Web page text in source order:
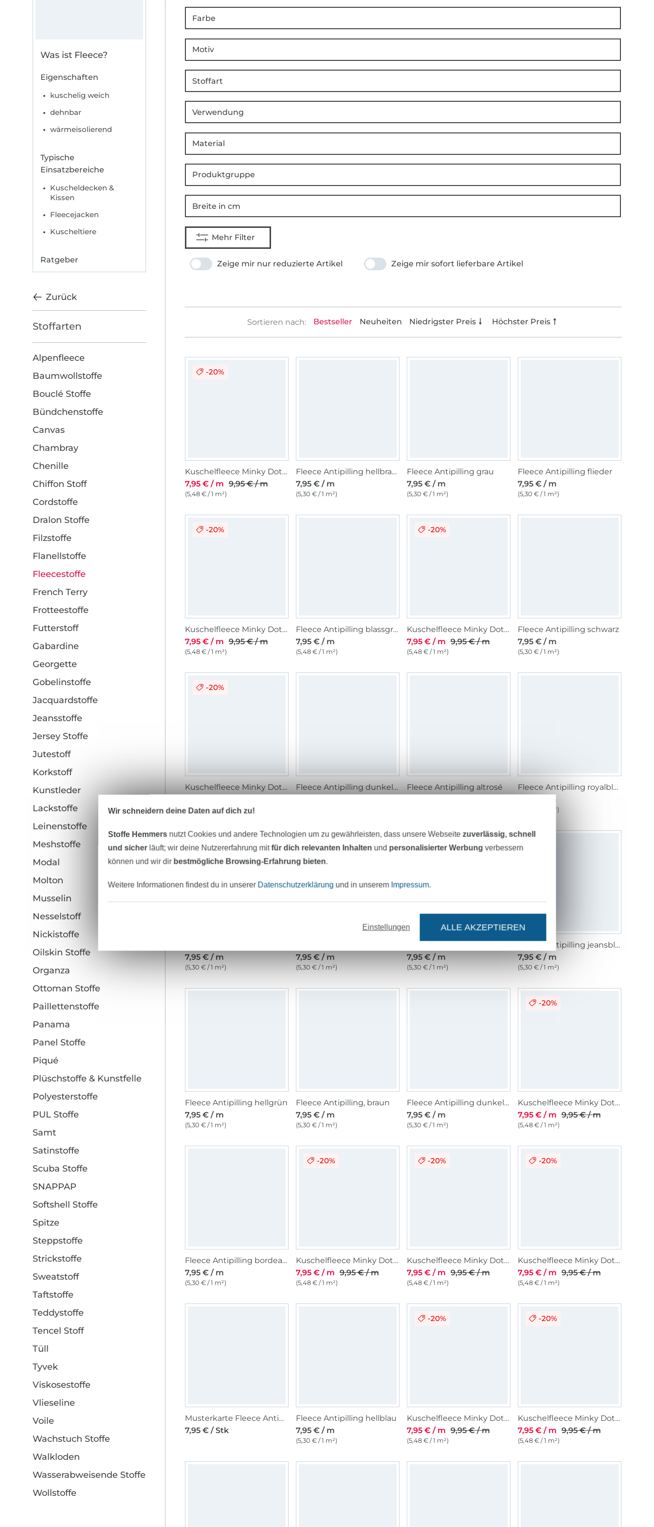
Was ist Fleece?
Eigenschaften
kuschelig weich
dehnbar
wärmeisolierend
Typische
Einsatzbereiche
Kuscheldecken &
Kissen
Fleecejacken
Kuscheltiere
Ratgeber
Zurück
Stoffarten
Alpenfleece
Baumwollstoffe
Bouclé Stoffe
Bündchenstoffe
Canvas
Chambray
Chenille
Chiffon Stoff
Cordstoffe
Dralon Stoffe
Filzstoffe
Flanellstoffe
Fleecestoffe
French Terry
Frotteestoffe
Futterstoff
Gabardine
Georgette
Gobelinstoffe
Jacquardstoffe
Jeansstoffe
Jersey Stoffe
Jutestoff
Korkstoff
Kunstleder
Lackstoffe
Leinenstoffe
Meshstoffe
Modal
Molton
Musselin
Nesselstoff
Nickistoffe
Oilskin Stoffe
Organza
Ottoman Stoffe
Paillettenstoffe
Panama
Panel Stoffe
Piqué
Plüschstoffe & Kunstfelle
Polyesterstoffe
PUL Stoffe
Samt
Satinstoffe
Scuba Stoffe
SNAPPAP
Softshell Stoffe
Spitze
Steppstoffe
Strickstoffe
Sweatstoff
Taftstoffe
Teddystoffe
Tencel Stoff
Tüll
Tyvek
Viskosestoffe
Vlieseline
Voile
Wachstuch Stoffe
Walkloden
Wasserabweisende Stoffe
Wollstoffe
Farbe
Motiv
Stoffart
Verwendung
Material
Produktgruppe
Breite in cm
Mehr Filter
Zeige mir nur reduzierte Artikel Zeige mir sofort lieferbare Artikel
Bestseller Neuheiten Niedrigster Preis Höchster Preis
-20%
Kuschelfleece Minky Dots, altrosa
7,95 € / m 9,95 € / m
(5,48 € / 1 m²)
Fleece Antipilling hellbraun
7,95 € / m
(5,30 € / 1 m²)
Fleece Antipilling grau
7,95 € / m
(5,30 € / 1 m²)
Fleece Antipilling flieder
7,95 € / m
(5,30 € / 1 m²)
-20%
Kuschelfleece Minky Dots, blassmint
7,95 € / m 9,95 € / m
(5,48 € / 1 m²)
Fleece Antipilling blassgrün
7,95 € / m
(5,48 € / 1 m²)
-20%
Kuschelfleece Minky Dots, wollweiss
7,95 € / m 9,95 € / m
(5,48 € / 1 m²)
Fleece Antipilling schwarz
7,95 € / m
(5,30 € / 1 m²)
-20%
Kuschelfleece Minky Dots, hellblau
(5,48 € / 1 m)
Fleece Antipilling dunkelbraun
Fleece Antipilling altrosé
Fleece Antipilling royalblau
7,95 € / m
(5,30 € / 1 m²)
7,95 € / m
(5,30 € / 1 m²)
7,95 € / m
(5,30 € / 1 m²)
7,95 € / m
(5,30 € / 1 m²)
Fleece Antipilling jeansblau
7,95 € / m
(5,30 € / 1 m²)
Fleece Antipilling hellgrün
7,95 € / m
(5,30 € / 1 m²)
Fleece Antipilling, braun
7,95 € / m
(5,30 € / 1 m²)
Fleece Antipilling dunkelgrün
7,95 € / m
(5,30 € / 1 m²)
-20%
Kuschelfleece Minky Dots, rosa
7,95 € / m 9,95 € / m
(5,48 € / 1 m²)
Fleece Antipilling bordeaux
7,95 € / m
(5,30 € / 1 m²)
-20%
Kuschelfleece Minky Dots, aqua
7,95 € / m 9,95 € / m
(5,48 € / 1 m²)
-20%
Kuschelfleece Minky Dots, blassgrün
7,95 € / m 9,95 € / m
(5,48 € / 1 m²)
-20%
Kuschelfleece Minky Dots, silbergrau
7,95 € / m 9,95 € / m
(5,48 € / 1 m²)
Musterkarte Fleece Antipilling
7,95 € / Stk
Fleece Antipilling hellblau
7,95 € / m
(5,30 € / 1 m²)
-20%
Kuschelfleece Minky Dots, hellgelb
7,95 € / m 9,95 € / m
(5,48 € / 1 m²)
-20%
Kuschelfleece Minky Dots, mint
7,95 € / m 9,95 € / m
(5,48 € / 1 m²)
Wir schneidern deine Daten auf dich zu!
Stoffe Hemmers nutzt Cookies und andere Technologien um zu gewährleisten, dass unsere Webseitezuverlässig, schnell
und sicherläuft; wir deine Nutzererfahrung mitfür dich relevanten Inhalten und personalisierter Werbung verbessern
können und wir dir bestmögliche Browsing-Erfahrung bieten.
Weitere Informationen findest du in unserer Datenschutzerklärung und in unserem Impressum.
Einstellungen ALLE AKZEPTIEREN